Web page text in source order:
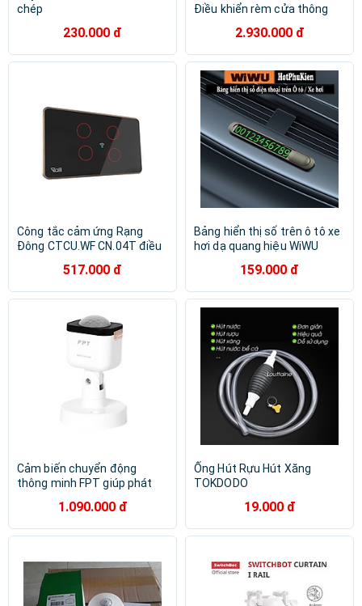
chép
230.000 đ
Điều khiển rèm cửa thông
Hàng chính hãng
2.930.000 đ
Công tắc cảm ứng Rạng
Đông CTCU.WF CN.04T điều
lực chống xước, 4 nút bấm -
Hàng chính hãng
517.000 đ
Bảng hiển thị số trên ô tô xe
hơi dạ quang hiệu WiWU
dàng nhìn thấy trong đêm
tối, thiết kế kim loại chắc
chắn, siêu nhỏ gọn - Hàng
159.000 đ
Cảm biến chuyển động
thông minh FPT giúp phát
phát sáng tiện lợi
1.090.000 đ
Ống Hút Rựu Hút Xăng
TOKDODO
19.000 đ